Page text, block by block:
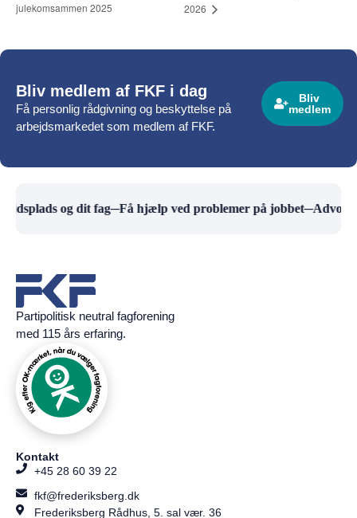
julekomsammen 2025
2026
Bliv medlem af FKF i dag
Få personlig rådgivning og beskyttelse på
arbejdsmarkedet som medlem af FKF.
Bliv
medlem
og dit fag─Få hjælp ved problemer på jobbet─
Partipolitisk neutral fagforening
med 115 års erfaring.
Kontakt
+45 28 60 39 22
fkf@frederiksberg.dk
Frederiksberg Rådhus, 5. sal vær. 36